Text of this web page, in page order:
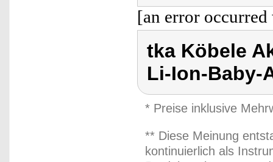
[an error
tka Köbele
Li-Ion-Baby-
* Preise inklusive
** Diese Meinung
kontinuierlich als